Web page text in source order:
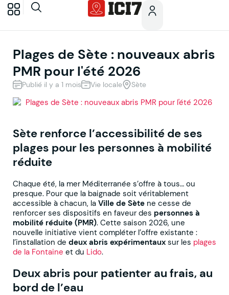
Plages de Sète : nouveaux abris
PMR pour l'été 2026
Publié il y a 1 mois Vie locale Sète
Sète renforce l’accessibilité de ses
plages pour les personnes à mobilité
réduite
Chaque été, la mer Méditerranée s’offre à tous… ou
presque. Pour que la baignade soit véritablement
accessible à chacun, la Ville de Sète ne cesse de
renforcer ses dispositifs en faveur des personnes à
mobilité réduite (PMR). Cette saison 2026, une
nouvelle initiative vient compléter l’offre existante :
l’installation de deux abris expérimentaux sur les plages
de la Fontaine et du Lido.
Deux abris pour patienter au frais, au
bord de l’eau